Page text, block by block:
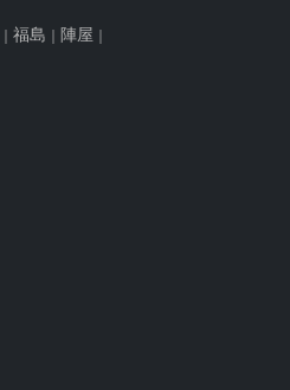
福島 陣屋